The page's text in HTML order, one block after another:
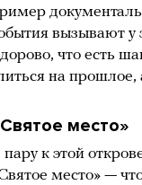
вызывают у
что есть
на прошлое,
место»
к этой
место» —